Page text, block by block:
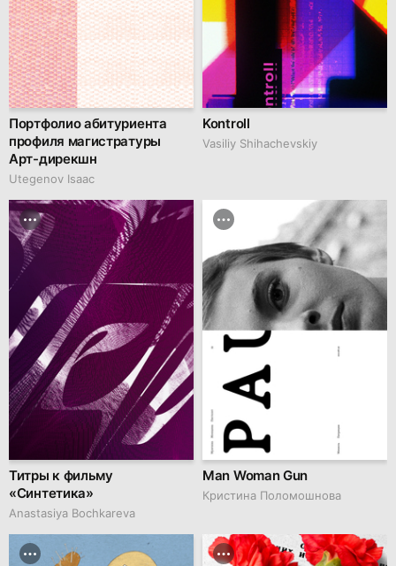
Портфолио абитуриента
профиля магистратуры
Арт-дирекшн
Utegenov Isaac
Kontroll
Vasiliy Shihachevskiy
Титры к фильму
«Синтетика»
Anastasiya Bochkareva
Man Woman Gun
Кристина Поломошнова